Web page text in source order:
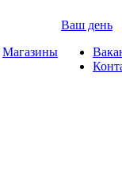
Магазины
Ваш день